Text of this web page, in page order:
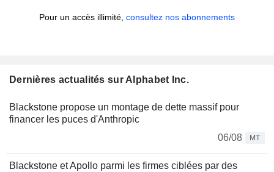
Pour un accès illimité, consultez nos abonnements
Dernières actualités sur Alphabet Inc.
Blackstone propose un montage de dette massif pour
financer les puces d'Anthropic
06/08
MT
Blackstone et Apollo parmi les firmes ciblées par des